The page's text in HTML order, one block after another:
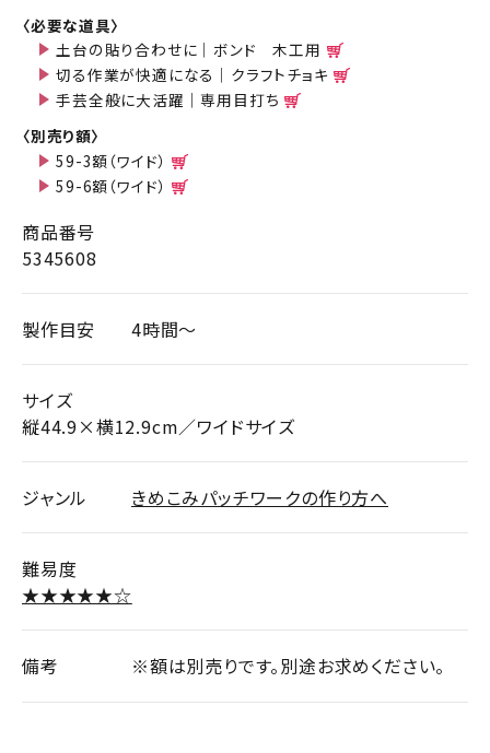
〈必要な道具〉
土台の貼り合わせに｜ボンド 木工用
切る作業が快適になる｜クラフトチョキ
手芸全般に大活躍｜専用目打ち
〈別売り額〉
59-3額（ワイド）
59-6額（ワイド）
商品番号
5345608
製作目安 4時間～
サイズ
縦44.9×横12.9cm／ワイドサイズ
ジャンル きめこみパッチワークの作り方へ
難易度
★★★★★☆
備考 ※額は別売りです。別途お求めください。